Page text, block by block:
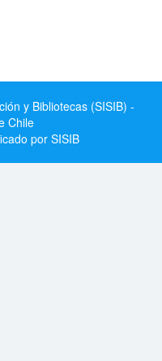
y Bibliotecas (SISIB) -
Chile
por SISIB